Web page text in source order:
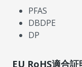
PFAS
DBDPE
DP
EU RoHS適合証